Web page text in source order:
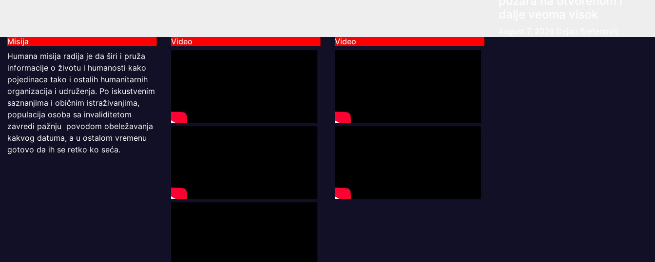
Misija
Humana misija radija je da širi i pruža
informacije o životu i humanosti kako
pojedinaca tako i ostalih humanitarnih
organizacija i udruženja. Po iskustvenim
saznanjima i običnim istraživanjima,
populacija osoba sa invaliditetom
zavredi pažnju povodom obeležavanja
kakvog datuma, a u ostalom vremenu
gotovo da ih se retko ko seća.
Video Video